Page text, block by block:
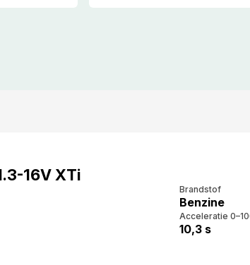
16V XTi
Brandstof
Benzine
Acceleratie
10,3 s